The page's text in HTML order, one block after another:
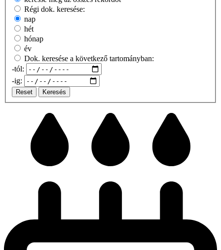
Régi dok. keresése:
nap
hét
hónap
év
Dok. keresése a következő tartományban:
-tól:
-ig:
Reset Keresés